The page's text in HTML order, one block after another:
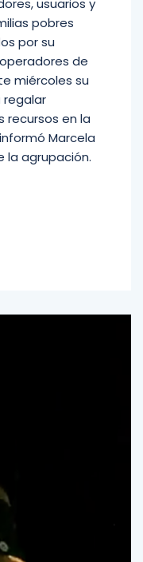
usuarios y
pobres
por su
de
miércoles su
regalar
recursos en la
Marcela
la agrupación.